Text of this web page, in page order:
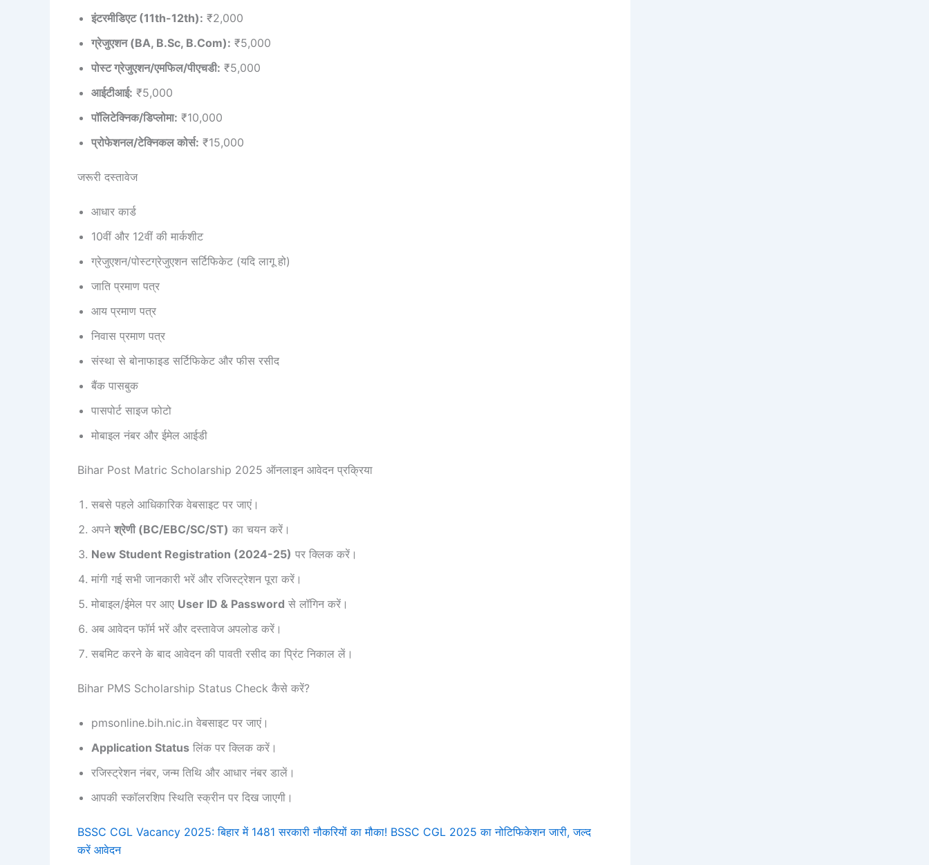
इंटरमीडिएट (11th-12th): ₹2,000
ग्रेजुएशन (BA, B.Sc, B.Com): ₹5,000
पोस्ट ग्रेजुएशन/एमफिल/पीएचडी: ₹5,000
आईटीआई: ₹5,000
पॉलिटेक्निक/डिप्लोमा: ₹10,000
प्रोफेशनल/टेक्निकल कोर्स: ₹15,000
जरूरी दस्तावेज
आधार कार्ड
10वीं और 12वीं की मार्कशीट
ग्रेजुएशन/पोस्टग्रेजुएशन सर्टिफिकेट (यदि लागू हो)
जाति प्रमाण पत्र
आय प्रमाण पत्र
निवास प्रमाण पत्र
संस्था से बोनाफाइड सर्टिफिकेट और फीस रसीद
बैंक पासबुक
पासपोर्ट साइज फोटो
मोबाइल नंबर और ईमेल आईडी
Bihar Post Matric Scholarship 2025 ऑनलाइन आवेदन प्रक्रिया
सबसे पहले आधिकारिक वेबसाइट पर जाएं।
अपने श्रेणी (BC/EBC/SC/ST) का चयन करें।
New Student Registration (2024-25) पर क्लिक करें।
मांगी गई सभी जानकारी भरें और रजिस्ट्रेशन पूरा करें।
मोबाइल/ईमेल पर आए User ID & Password से लॉगिन करें।
अब आवेदन फॉर्म भरें और दस्तावेज अपलोड करें।
सबमिट करने के बाद आवेदन की पावती रसीद का प्रिंट निकाल लें।
Bihar PMS Scholarship Status Check कैसे करें?
pmsonline.bih.nic.in वेबसाइट पर जाएं।
Application Status लिंक पर क्लिक करें।
रजिस्ट्रेशन नंबर, जन्म तिथि और आधार नंबर डालें।
आपकी स्कॉलरशिप स्थिति स्क्रीन पर दिख जाएगी।
BSSC CGL Vacancy 2025: बिहार में 1481 सरकारी नौकरियों का मौका! BSSC CGL 2025 का नोटिफिकेशन जारी, जल्द
करें आवेदन